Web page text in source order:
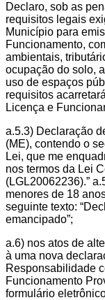
Declaro, sob as
requisitos legais
Município para
Funcionamento,
ambientais,
ocupação do solo,
uso de espaços
requisitos
Licença e
a.5.3) Declaração
(ME), contendo o
Lei, que me
nos termos da Lei
(LGL20062236).”
menores de 18
seguinte texto:
emancipado”;
a.6) nos atos de
à uma nova
Responsabilidade
Funcionamento
formulário